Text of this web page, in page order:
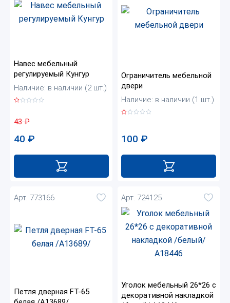
Навес мебельный
регулируемый Кунгур
Наличие: в наличии (2 шт.)
43₽
40 ₽
Ограничитель мебельной
двери
Наличие: в наличии (1 шт.)
100 ₽
Арт. 773166
Петля дверная FT-65
Арт. 724125
Уголок мебельный 26*26 с
декоративной накладкой